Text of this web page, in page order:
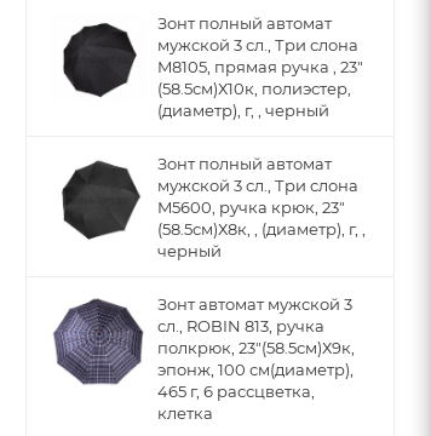
Зонт полный автомат
мужской 3 сл., Три слона
M8105, прямая ручка , 23"
(58.5см)Х10к, полиэстер,
(диаметр), г, , черный
Зонт полный автомат
мужской 3 сл., Три слона
M5600, ручка крюк, 23"
(58.5см)Х8к, , (диаметр), г, ,
черный
Зонт автомат мужской 3
сл., ROBIN 813, ручка
полкрюк, 23"(58.5см)Х9к,
эпонж, 100 см(диаметр),
465 г, 6 рассцветка,
клетка